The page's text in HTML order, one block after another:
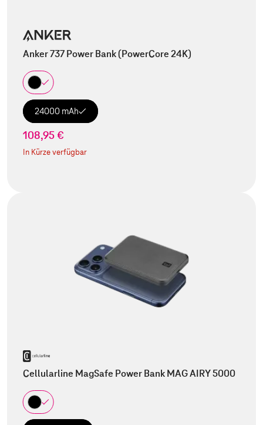
Anker 737 Power Bank (PowerCore 24K)
24000 mAh
108,95 €
In Kürze verfügbar
Cellularline MagSafe Power Bank MAG AIRY 5000